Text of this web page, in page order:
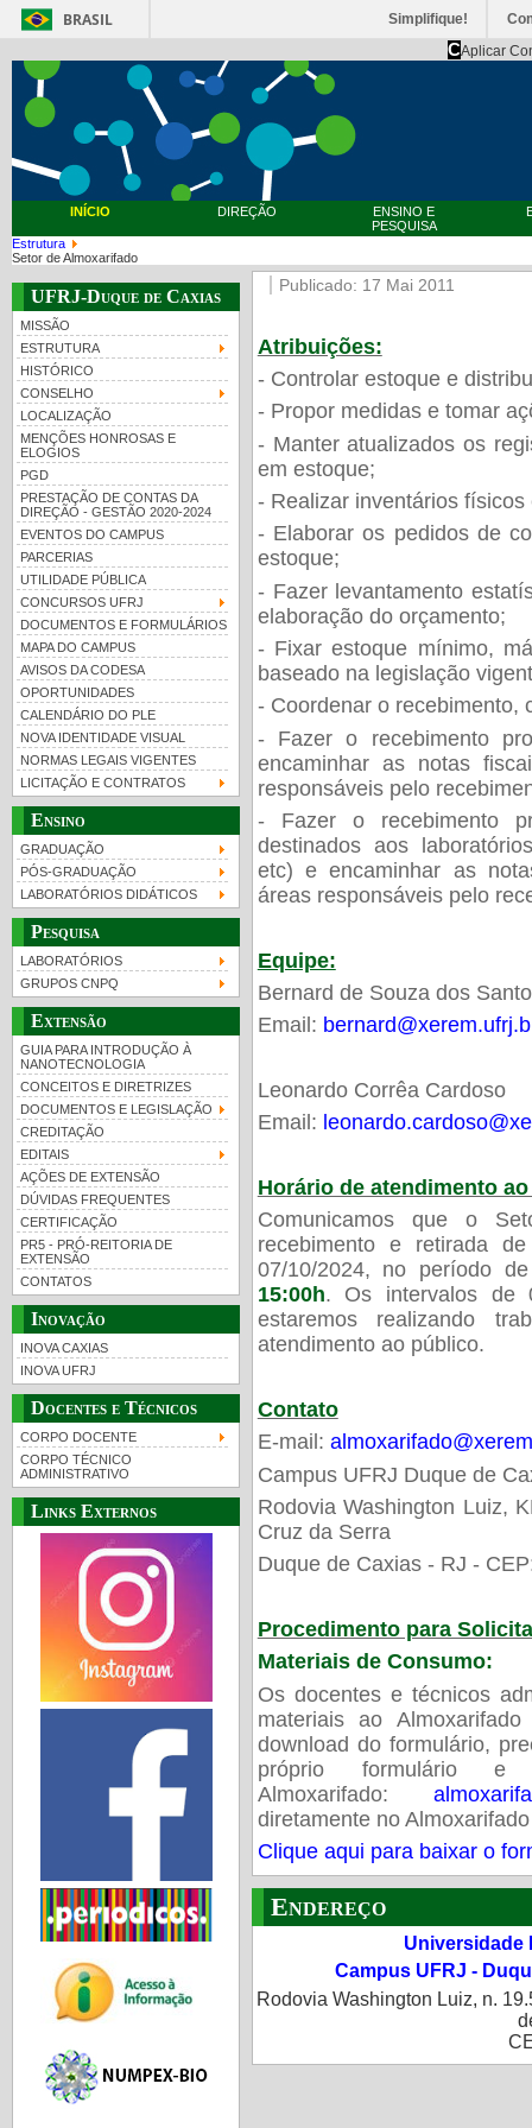
BRASIL Simplifique!
CAplicar
INÍCIO DIREÇÃO
ENSINO E
PESQUISA
Estrutura
Setor de Almoxarifado
UFRJ-Duque de Caxias
MISSÃO
ESTRUTURA
HISTÓRICO
CONSELHO
LOCALIZAÇÃO
MENÇÕES HONROSAS E
ELOGIOS
PGD
PRESTAÇÃO DE CONTAS DA
DIREÇÃO - GESTÃO 2020-2024
EVENTOS DO CAMPUS
PARCERIAS
UTILIDADE PÚBLICA
CONCURSOS UFRJ
DOCUMENTOS E FORMULÁRIOS
MAPA DO CAMPUS
AVISOS DA CODESA
OPORTUNIDADES
CALENDÁRIO DO PLE
NOVA IDENTIDADE VISUAL
NORMAS LEGAIS VIGENTES
LICITAÇÃO E CONTRATOS
Ensino
GRADUAÇÃO
PÓS-GRADUAÇÃO
LABORATÓRIOS DIDÁTICOS
Pesquisa
LABORATÓRIOS
GRUPOS CNPQ
Extensão
GUIA PARA INTRODUÇÃO À
NANOTECNOLOGIA
CONCEITOS E DIRETRIZES
DOCUMENTOS E LEGISLAÇÃO
CREDITAÇÃO
EDITAIS
AÇÕES DE EXTENSÃO
DÚVIDAS FREQUENTES
CERTIFICAÇÃO
PR5 - PRÓ-REITORIA DE
EXTENSÃO
CONTATOS
Inovação
INOVA CAXIAS
INOVA UFRJ
Docentes e Técnicos
CORPO DOCENTE
CORPO TÉCNICO
ADMINISTRATIVO
Links Externos
Publicado: 17 Mai 2011
Atribuições:
- Controlar estoque e
- Propor medidas e tomar
- Manter atualizados os
em estoque;
- Realizar inventários
- Elaborar os pedidos de
estoque;
- Fazer levantamento
elaboração do orçamento;
- Fixar estoque mínimo,
baseado na legislação
- Coordenar o recebimento,
- Fazer o recebimento
encaminhar as notas
responsáveis pelo
- Fazer o recebimento
destinados aos
etc) e encaminhar as
áreas responsáveis pelo
Equipe:
Bernard de Souza dos
Email:
Leonardo Corrêa Cardoso
Email:
Horário de atendimento
Comunicamos que o
recebimento e retirada
07/10/2024, no período
15:00h. Os intervalos de
estaremos realizando
atendimento ao público.
Contato
E-mail:
Campus UFRJ Duque de
Rodovia Washington Luiz,
Cruz da Serra
Duque de Caxias - RJ -
Procedimento para
Materiais de Consumo:
Os docentes e técnicos
materiais ao
download do formulário,
próprio formulário
Almoxarifado:
diretamente no
Clique aqui para baixar o
Endereço
Universidade
Campus UFRJ -
Rodovia Washington Luiz, n.
Guia de boas práticas
UFRJ 100 anos